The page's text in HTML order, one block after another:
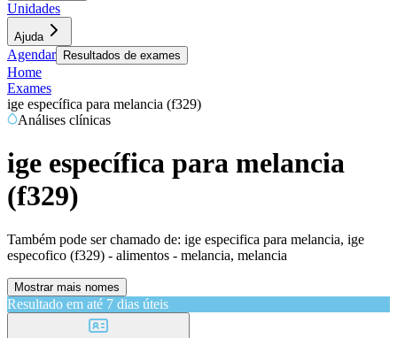
Unidades
Ajuda
Agendar Resultados de exames
Home
Exames
ige específica para melancia (f329)
Análises clínicas
ige específica para melancia
(f329)
Também pode ser chamado de: ige especifica para melancia, ige
especofico (f329) - alimentos - melancia, melancia
Mostrar mais nomes
Resultado em até 7 dias úteis